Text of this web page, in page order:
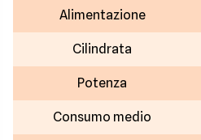
Alimentazione
Cilindrata
Potenza
Consumo medio